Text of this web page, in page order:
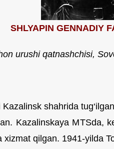
SHLYAPIN GENNADIY
urushi qatnashchisi,
shahrida
Kazalinskaya MTSda,
qilgan. 1941-yilda